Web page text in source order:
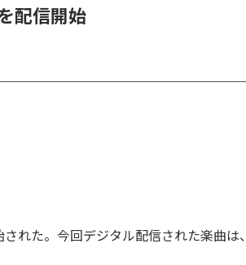
配信開始
された。今回デジタル配信された楽曲は